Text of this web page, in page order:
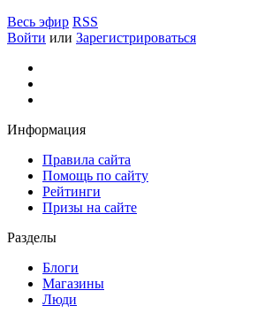
Весь эфир RSS
Войти или Зарегистрироваться
Информация
Правила сайта
Помощь по сайту
Рейтинги
Призы на сайте
Разделы
Блоги
Магазины
Люди